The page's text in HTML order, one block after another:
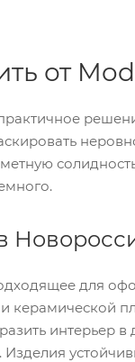
от
для
керамической
интерьер